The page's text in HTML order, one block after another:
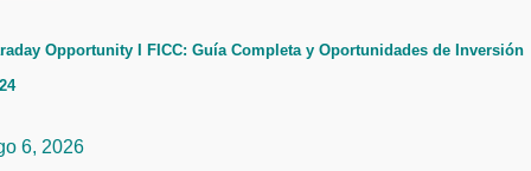
Opportunity I FICC: Guía Completa y Oportunidades de Inversión
6, 2026